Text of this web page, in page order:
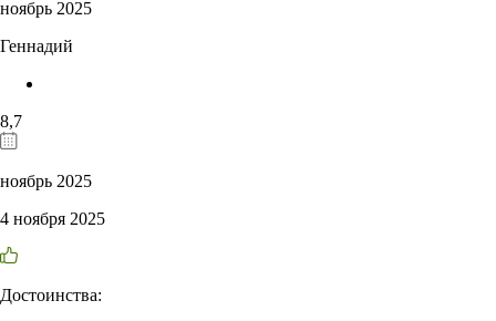
ноябрь 2025
Геннадий
8,7
ноябрь 2025
4 ноября 2025
Достоинства: